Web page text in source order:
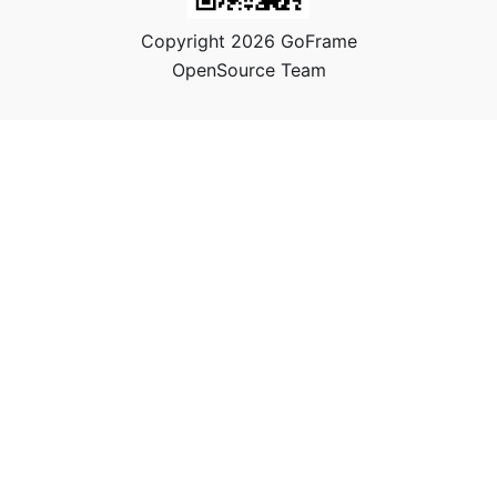
Copyright 2026 GoFrame
OpenSource Team